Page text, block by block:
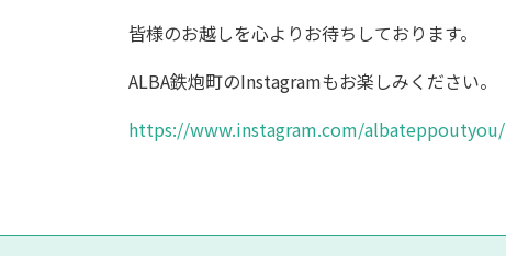
皆様のお越しを心よりお待ちしております。
ALBA鉄炮町のInstagramもお楽しみください。
https://www.instagram.com/albateppoutyou/